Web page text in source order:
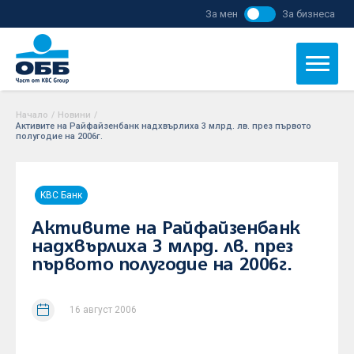
За мен За бизнеса
Начало / Новини /
Активите на Райфайзенбанк надхвърлиха 3 млрд. лв. през първото
полугодие на 2006г.
KBC Банк
Активите на Райфайзенбанк
надхвърлиха 3 млрд. лв. през
първото полугодие на 2006г.
16 август 2006